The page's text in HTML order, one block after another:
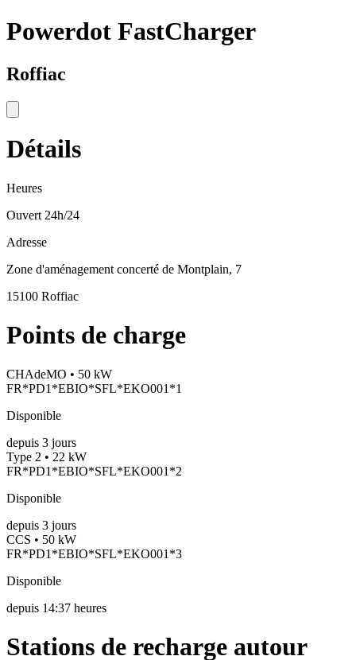
Powerdot FastCharger
Roffiac
Détails
Heures
Ouvert 24h/24
Adresse
Zone d'aménagement concerté de Montplain, 7
15100 Roffiac
Points de charge
CHAdeMO • 50 kW
FR*PD1*EBIO*SFL*EKO001*1
Disponible
depuis 3 jours
Type 2 • 22 kW
FR*PD1*EBIO*SFL*EKO001*2
Disponible
depuis 3 jours
CCS • 50 kW
FR*PD1*EBIO*SFL*EKO001*3
Disponible
depuis 14:37 heures
Stations de recharge autour